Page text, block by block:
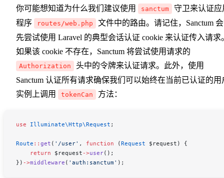
你可能想知道为什么我们建议使用 sanctum
守卫来认证应
程序
routes/web.php
文件中的路由。请记住，Sanctum
先尝试使用 Laravel 的典型会话认证 cookie 来认证传入请求
如果该 cookie 不存在，Sanctum 将尝试使用请求的
Authorization
头中的令牌来认证请求。此外，使用
Sanctum 认证所有请求确保我们可以始终在当前已认证的用
实例上调用
tokenCan 方法：
use Illuminate\Http\Request ;
Route :: get ( '/user' , function (Request $request ) {
    return
$request ->user();
}) ->middleware ( 'auth:sanctum' );